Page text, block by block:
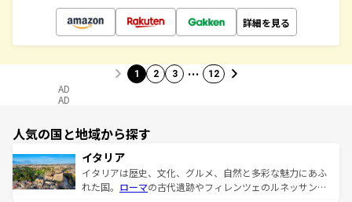
詳細を見る
1 2 3 … 12
AD
AD
人気の国と地域から探す
イタリア
イタリアは歴史、文化、グルメ、自然と多彩な魅力にあふ
れた国。 ローマの古代遺跡やフィレンツェのルネッサンス